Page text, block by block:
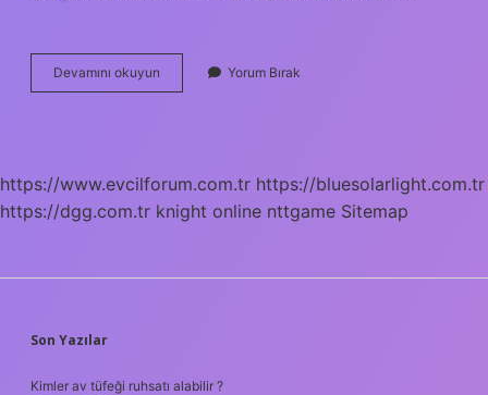
Devamını okuyun
Satın
Yorum Bırak
https://www.evcilforum.com.tr https://bluesolarlight.com.tr
https://dgg.com.tr knight online nttgame Sitemap
SIDEBAR
Son Yazılar
Kimler av tüfeği ruhsatı alabilir ?